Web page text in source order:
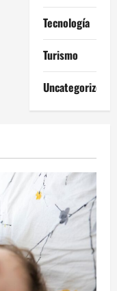
Tecnología
Turismo
Uncategorized